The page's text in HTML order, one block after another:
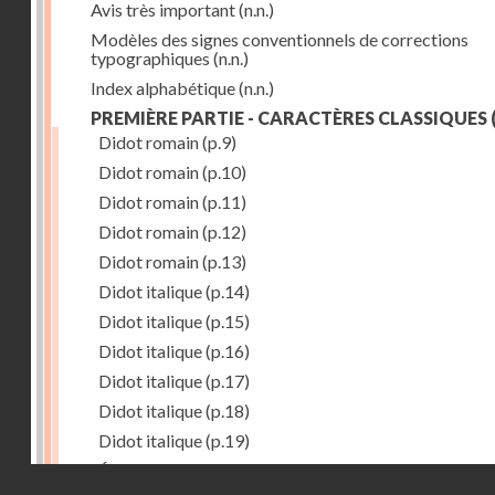
Avis très important(n.n.)
Modèles des signes conventionnels de corrections
typographiques (n.n.)
Index alphabétique(n.n.)
PREMIÈRE PARTIE - CARACTÈRES CLASSIQUES
Didot romain(p.9)
Didot romain(p.10)
Didot romain(p.11)
Didot romain(p.12)
Didot romain(p.13)
Didot italique(p.14)
Didot italique(p.15)
Didot italique(p.16)
Didot italique(p.17)
Didot italique(p.18)
Didot italique(p.19)
Égyptienne(p.20)